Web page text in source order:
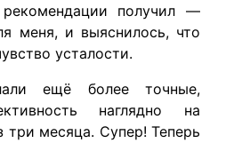
получил —
меня, и выяснилось, что
усталости.
ещё более точные,
наглядно на
три месяца. Супер! Теперь